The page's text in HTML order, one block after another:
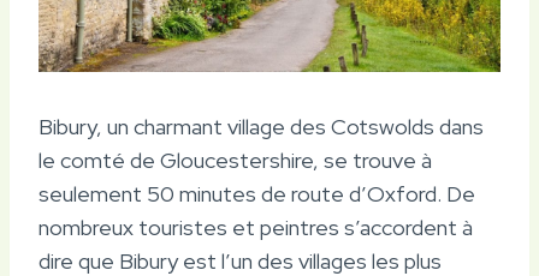
Bibury, un charmant village des Cotswolds dans
le comté de Gloucestershire, se trouve à
seulement 50 minutes de route d’Oxford. De
nombreux touristes et peintres s’accordent à
dire que Bibury est l’un des villages les plus